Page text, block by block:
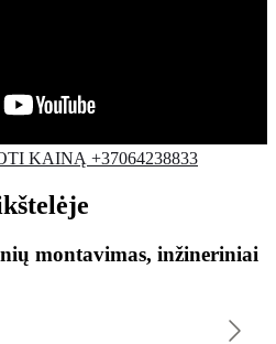
KAINĄ +37064238833
montavimas, inžineriniai